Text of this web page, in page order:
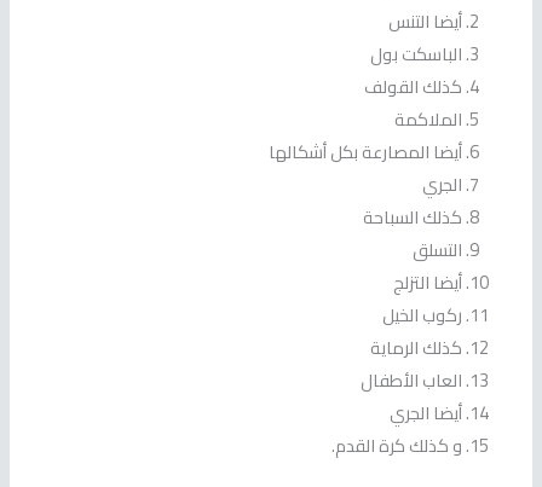
أيضا التنس
الباسكت بول
كذلك القولف
الملاكمة
أيضا المصارعة بكل أشكالها
الجري
كذلك السباحة
التسلق
أيضا التزلج
ركوب الخيل
كذلك الرماية
العاب الأطفال
أيضا الجري
و كذلك كرة القدم.